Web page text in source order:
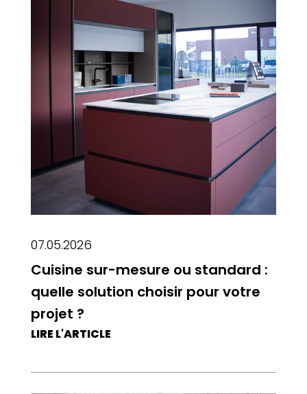
07.05.2026
Cuisine sur-mesure ou standard :
quelle solution choisir pour votre
projet ?
LIRE L'ARTICLE